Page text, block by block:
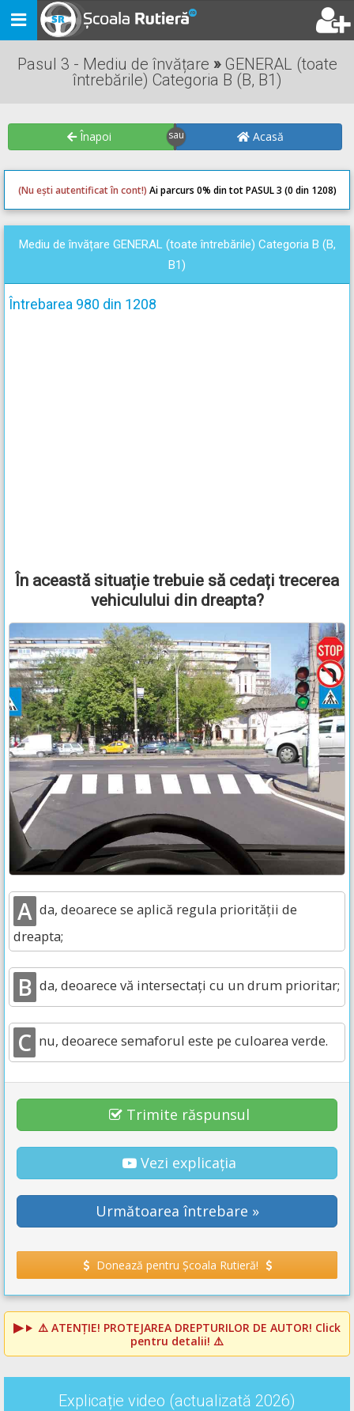
Toggle
navigation
Pasul 3 - Mediu de învățare »GENERAL (toate
întrebările) Categoria B (B, B1)
Înapoi Acasă
(Nu ești autentificat în cont!) Ai parcurs 0% din tot PASUL 3 (0 din 1208)
0
Mediu de învățare GENERAL (toate întrebările) Categoria B (B,
B1)
Întrebarea 980 din 1208
În această situație trebuie să cedați trecerea
vehiculului din dreapta?
A da, deoarece se aplică regula priorității de
dreapta;
B da, deoarece vă intersectați cu un drum prioritar;
C nu, deoarece semaforul este pe culoarea verde.
Trimite răspunsul
Vezi explicația
Următoarea întrebare »
Donează pentru Școala Rutieră!
⚠️ ATENȚIE! PROTEJAREA DREPTURILOR DE AUTOR! Click
pentru detalii! ⚠️
Explicație video (actualizată 2026)